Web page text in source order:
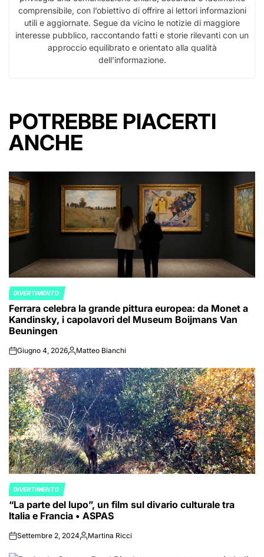
comprensibile, con l’obiettivo di offrire ai lettori informazioni
utili e aggiornate. Segue da vicino le notizie di maggiore
interesse pubblico, raccontando fatti e storie rilevanti con un
approccio equilibrato e orientato alla qualità
dell’informazione.
POTREBBE PIACERTI
ANCHE
POSTED
IN
DIVERTIMENTO
Ferrara celebra la grande pittura europea: da Monet a
Kandinsky, i capolavori del Museum Boijmans Van
Beuningen
onGiugno 4, 2026Posted
Matteo Bianchi
POSTED
IN
DIVERTIMENTO
“La parte del lupo”, un film sul divario culturale tra
Italia e Francia • ASPAS
onSettembre 2, 2024PostedMartina Ricci